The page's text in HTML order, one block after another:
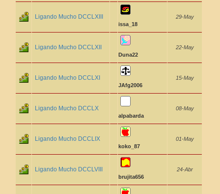
Ligando Mucho DCCLXIII
issa_18
29-May
Ligando Mucho DCCLXII
Duna22
22-May
Ligando Mucho DCCLXI
JAfg2006
15-May
Ligando Mucho DCCLX
alpabarda
08-May
Ligando Mucho DCCLIX
koko_87
01-May
Ligando Mucho DCCLVIII
brujita656
24-Abr